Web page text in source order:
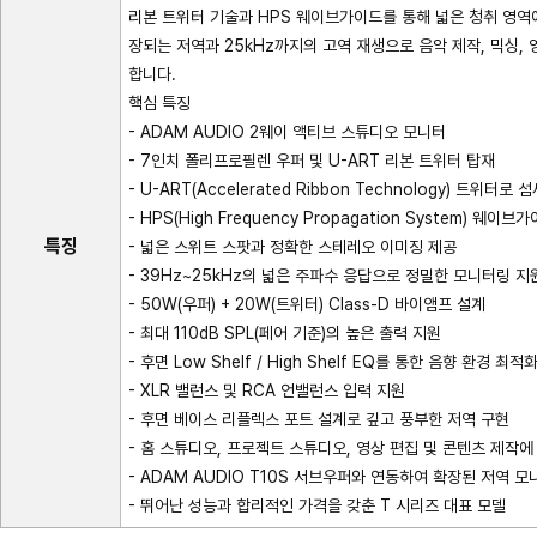
특징
리본 트위터 기술과 HPS 웨이브가이드를 통해 넓은 청취 영
장되는 저역과 25kHz까지의 고역 재생으로 음악 제작, 믹싱,
합니다.
핵심 특징
- ADAM AUDIO 2웨이 액티브 스튜디오 모니터
- 7인치 폴리프로필렌 우퍼 및 U-ART 리본 트위터 탑재
- U-ART(Accelerated Ribbon Technology) 트위터로 섬
- HPS(High Frequency Propagation System) 웨이브가
- 넓은 스위트 스팟과 정확한 스테레오 이미징 제공
- 39Hz~25kHz의 넓은 주파수 응답으로 정밀한 모니터링 지
- 50W(우퍼) + 20W(트위터) Class-D 바이앰프 설계
- 최대 110dB SPL(페어 기준)의 높은 출력 지원
- 후면 Low Shelf / High Shelf EQ를 통한 음향 환경 최적
- XLR 밸런스 및 RCA 언밸런스 입력 지원
- 후면 베이스 리플렉스 포트 설계로 깊고 풍부한 저역 구현
- 홈 스튜디오, 프로젝트 스튜디오, 영상 편집 및 콘텐츠 제작
- ADAM AUDIO T10S 서브우퍼와 연동하여 확장된 저역 모
- 뛰어난 성능과 합리적인 가격을 갖춘 T 시리즈 대표 모델